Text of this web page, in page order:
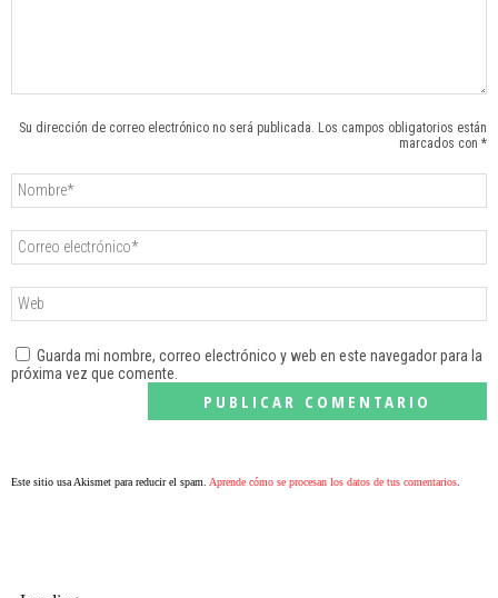
Su dirección de correo electrónico no será publicada. Los campos obligatorios están
marcados con *
Guarda mi nombre, correo electrónico y web en este navegador para la
próxima vez que comente.
Este sitio usa Akismet para reducir el spam. Aprende cómo se procesan los datos de tus comentarios.